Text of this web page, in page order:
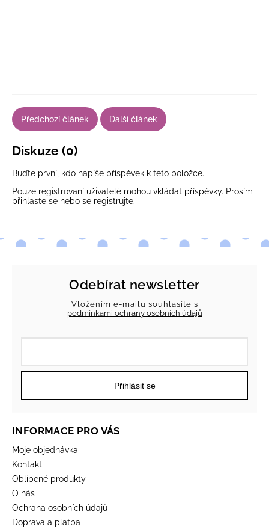
Předchozí článek Další článek
Diskuze (0)
Buďte první, kdo napíše příspěvek k této položce.
Pouze registrovaní uživatelé mohou vkládat příspěvky. Prosím
přihlaste se nebo se registrujte.
Odebírat newsletter
Vložením e-mailu souhlasíte s
podmínkami ochrany osobních údajů
Přihlásit se
INFORMACE PRO VÁS
Moje objednávka
Kontakt
Oblíbené produkty
O nás
Ochrana osobních údajů
Doprava a platba